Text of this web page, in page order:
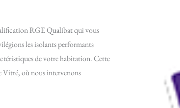
RGE Qualibat qui vous
les isolants performants
de votre habitation. Cette
Vitré, où nous intervenons